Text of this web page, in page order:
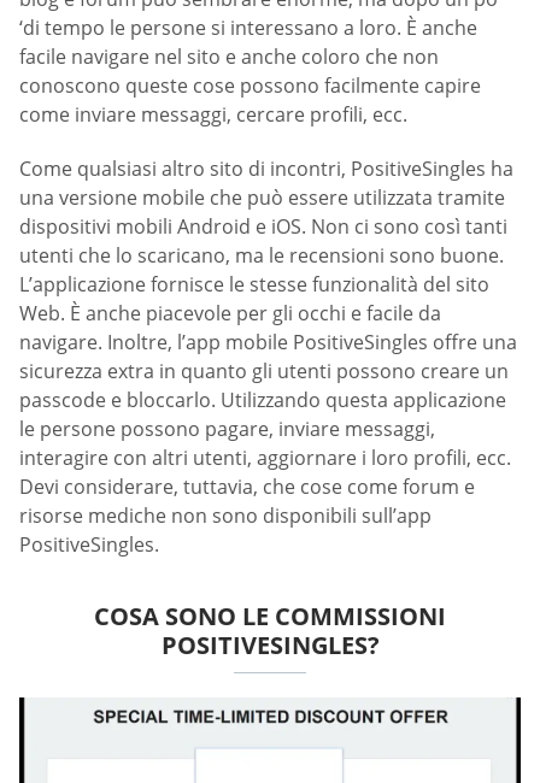
‘di tempo le persone si interessano a loro. È anche
facile navigare nel sito e anche coloro che non
conoscono queste cose possono facilmente capire
come inviare messaggi, cercare profili, ecc.
Come qualsiasi altro sito di incontri, PositiveSingles ha
una versione mobile che può essere utilizzata tramite
dispositivi mobili Android e iOS. Non ci sono così tanti
utenti che lo scaricano, ma le recensioni sono buone.
L’applicazione fornisce le stesse funzionalità del sito
Web. È anche piacevole per gli occhi e facile da
navigare. Inoltre, l’app mobile PositiveSingles offre una
sicurezza extra in quanto gli utenti possono creare un
passcode e bloccarlo. Utilizzando questa applicazione
le persone possono pagare, inviare messaggi,
interagire con altri utenti, aggiornare i loro profili, ecc.
Devi considerare, tuttavia, che cose come forum e
risorse mediche non sono disponibili sull’app
PositiveSingles.
COSA SONO LE COMMISSIONI
POSITIVESINGLES?